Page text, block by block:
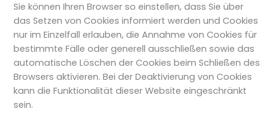
Sie können Ihren Browser so einstellen, dass Sie über
das Setzen von Cookies informiert werden und Cookies
nur im Einzelfall erlauben, die Annahme von Cookies für
bestimmte Fälle oder generell ausschließen sowie das
automatische Löschen der Cookies beim Schließen des
Browsers aktivieren. Bei der Deaktivierung von Cookies
kann die Funktionalität dieser Website eingeschränkt
sein.